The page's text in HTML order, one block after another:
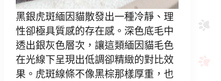
黑銀虎斑緬因貓散發出一種冷靜、理
性卻極具質感的存在感。深色底毛中
透出銀灰色層次，讓這類緬因貓毛色
在光線下呈現出低調卻精緻的對比效
果。虎斑線條不像黑棕那樣厚重，也